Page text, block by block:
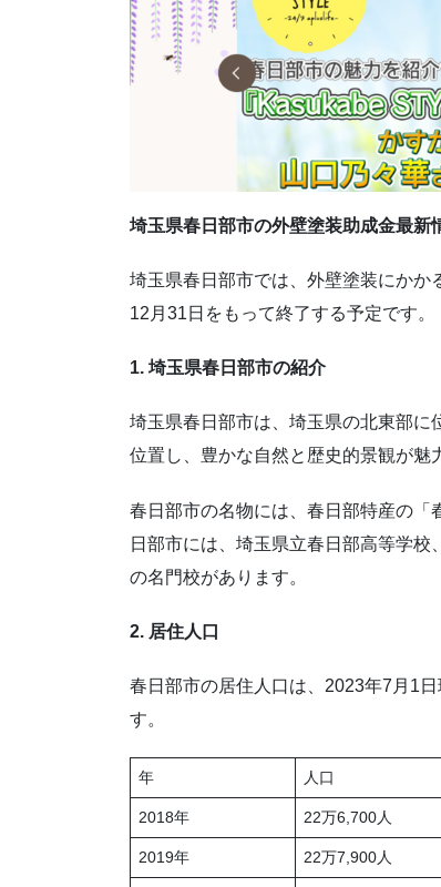
埼玉県春日部市の外壁塗装助成金最新
埼玉県春日部市では、外壁塗装にか
12月31日をもって終了する予定です。
1. 埼玉県春日部市の紹介
埼玉県春日部市は、埼玉県の北東部に
位置し、豊かな自然と歴史的景観が魅
春日部市の名物には、春日部特産の「
日部市には、埼玉県立春日部高等学
の名門校があります。
2. 居住人口
春日部市の居住人口は、2023年7月1
す。
年 人口
2018年 22万6,700人
2019年 22万7,900人